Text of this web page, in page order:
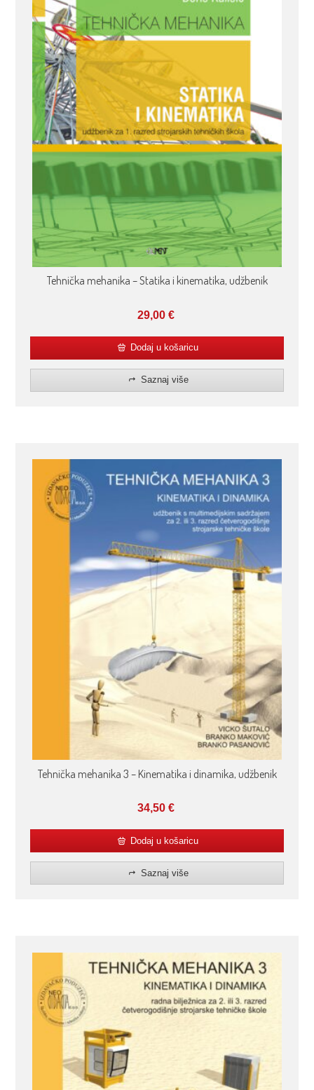
Tehnička mehanika – Statika i kinematika, udžbenik
29,00 €
Dodaj u košaricu
Saznaj više
Tehnička mehanika 3 – Kinematika i dinamika, udžbenik
34,50 €
Dodaj u košaricu
Saznaj više